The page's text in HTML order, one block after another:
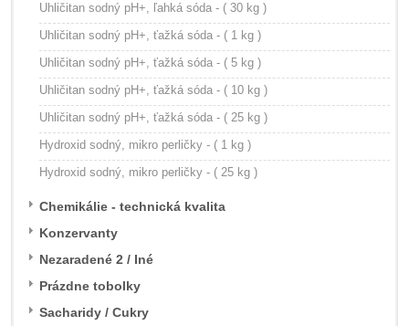
Uhličitan sodný pH+, ľahká sóda - ( 30 kg )
Uhličitan sodný pH+, ťažká sóda - ( 1 kg )
Uhličitan sodný pH+, ťažká sóda - ( 5 kg )
Uhličitan sodný pH+, ťažká sóda - ( 10 kg )
Uhličitan sodný pH+, ťažká sóda - ( 25 kg )
Hydroxid sodný, mikro perličky - ( 1 kg )
Hydroxid sodný, mikro perličky - ( 25 kg )
Chemikálie - technická kvalita
Konzervanty
Nezaradené 2 / Iné
Prázdne tobolky
Sacharidy / Cukry